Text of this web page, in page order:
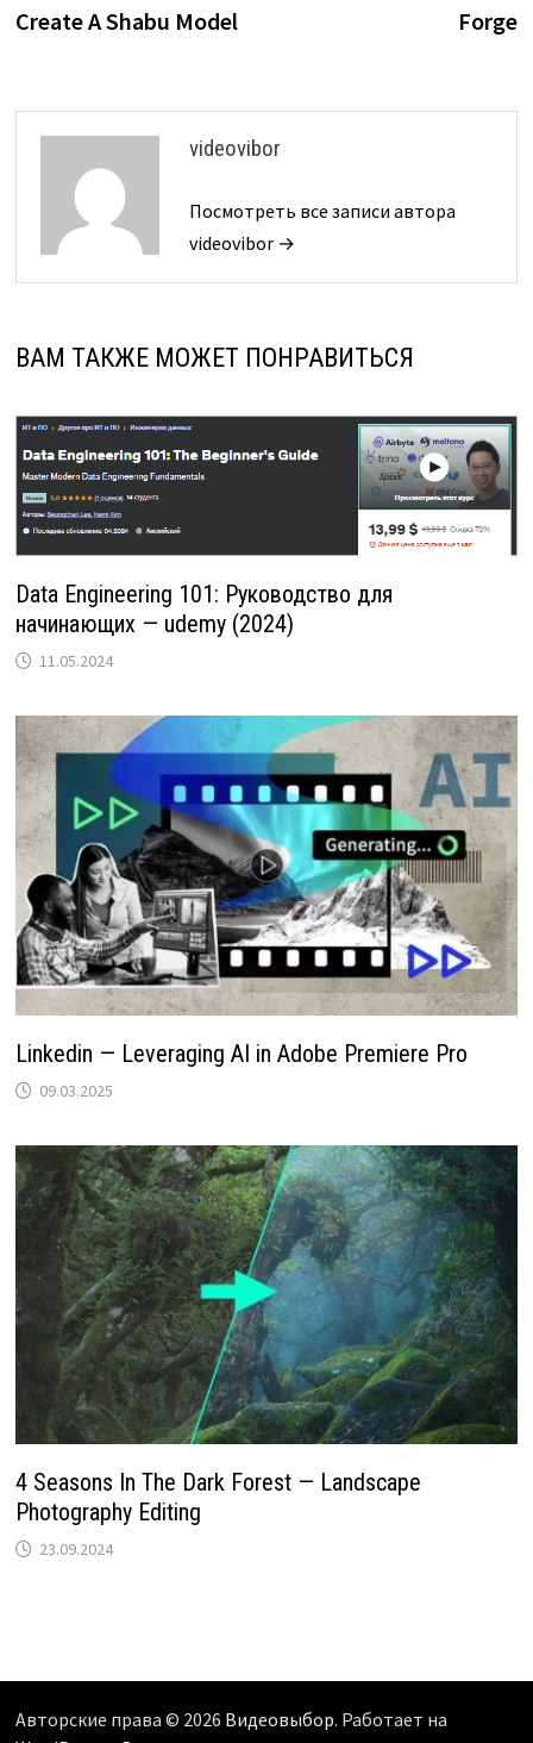
записям
Create A Shabu Model
Forge
videovibor
Посмотреть все записи автора
videovibor →
ВАМ ТАКЖЕ МОЖЕТ ПОНРАВИТЬСЯ
Data Engineering 101: Руководство для
начинающих — udemy (2024)
11.05.2024
Linkedin — Leveraging AI in Adobe Premiere Pro
09.03.2025
4 Seasons In The Dark Forest — Landscape
Photography Editing
23.09.2024
Авторские права © 2026 Видеовыбор. Работает на